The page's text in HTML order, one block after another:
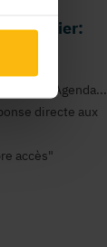
Emploi, Agenda...
directe aux
accès"